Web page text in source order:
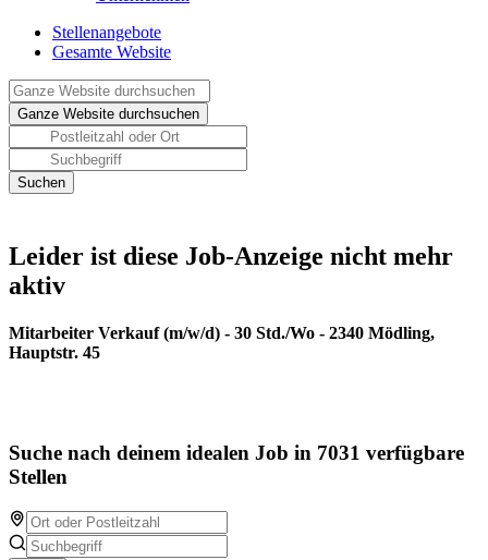
Stellenangebote
Gesamte Website
Leider ist diese Job-Anzeige nicht mehr
aktiv
Mitarbeiter Verkauf (m/w/d) - 30 Std./Wo - 2340 Mödling,
Hauptstr. 45
Suche nach deinem idealen Job in 7031 verfügbare
Stellen